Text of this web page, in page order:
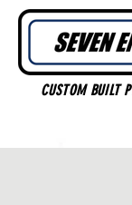
CUSTOM BUILT